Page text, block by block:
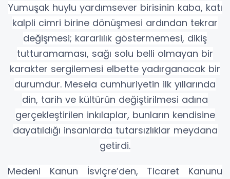
Yumuşak huylu yardımsever birisinin kaba, katı
kalpli cimri birine dönüşmesi ardından tekrar
değişmesi; kararlılık göstermemesi, dikiş
tutturamaması, sağı solu belli olmayan bir
karakter sergilemesi elbette yadırganacak bir
durumdur. Mesela cumhuriyetin ilk yıllarında
din, tarih ve kültürün değiştirilmesi adına
gerçekleştirilen inkılaplar, bunların kendisine
dayatıldığı insanlarda tutarsızlıklar meydana
getirdi.
Medeni Kanun İsviçre’den, Ticaret Kanunu